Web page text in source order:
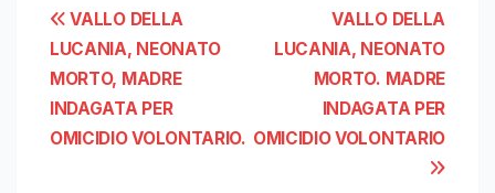
Navigazione
articoli
VALLO DELLA
LUCANIA, NEONATO
MORTO. MADRE
INDAGATA PER
OMICIDIO VOLONTARIO
VALLO DELLA
LUCANIA, NEONATO
MORTO, MADRE
INDAGATA PER
OMICIDIO VOLONTARIO.